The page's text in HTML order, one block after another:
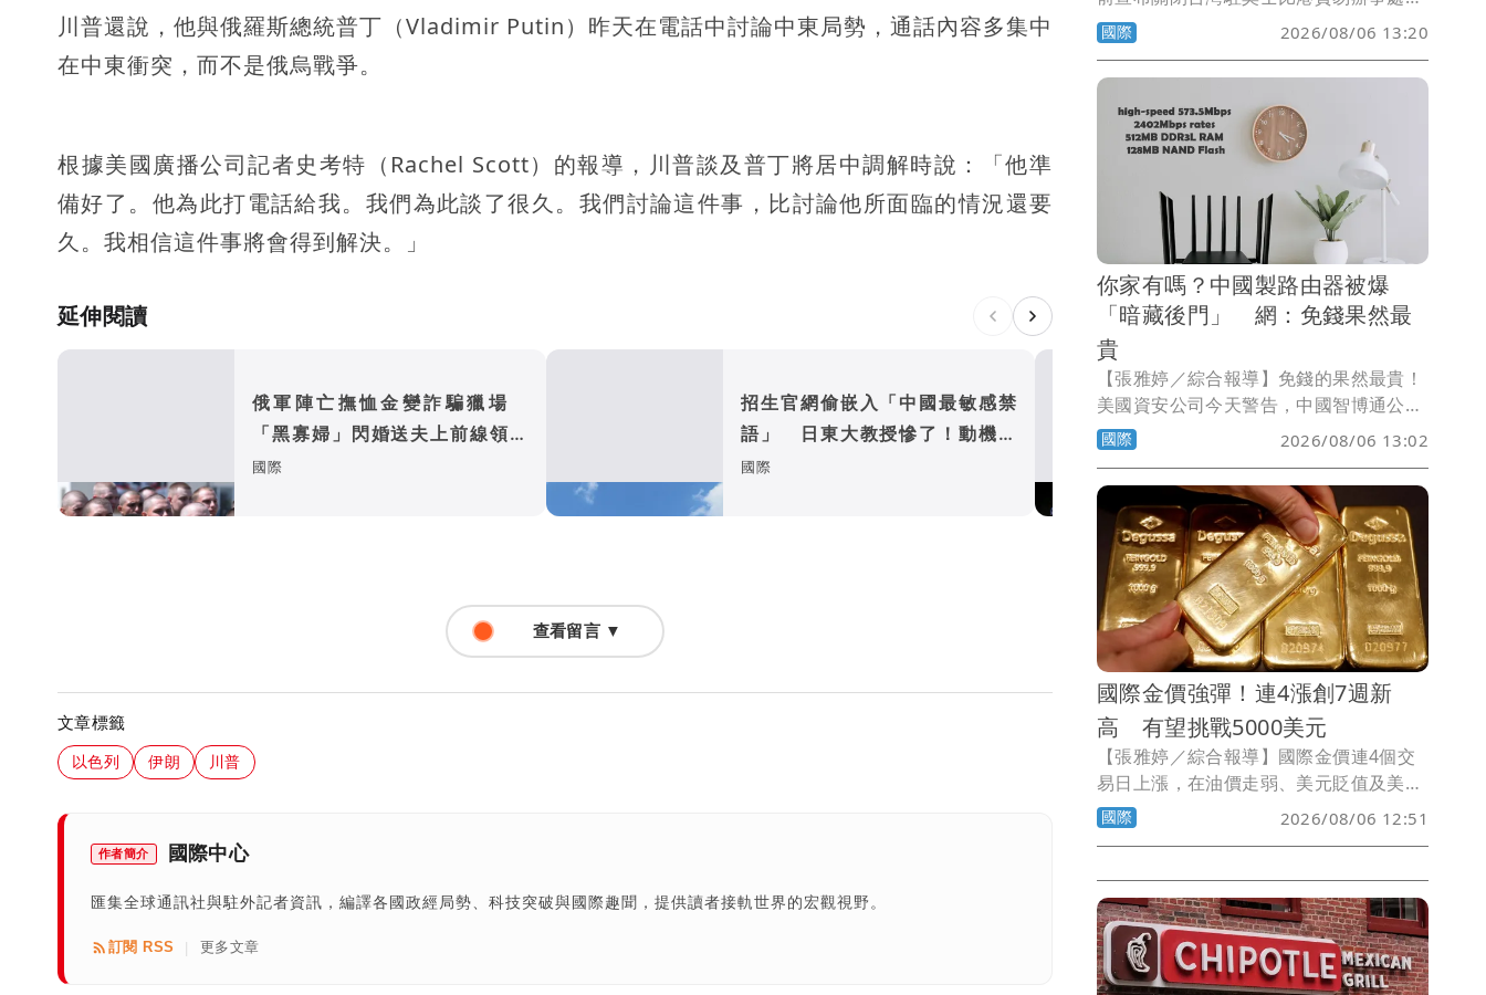
川普還說，他與俄羅斯總統普丁（Vladimir Putin）昨天在電話中討論中東局勢，通話內容多集中
在中東衝突，而不是俄烏戰爭。
根據美國廣播公司記者史考特（Rachel Scott）的報導，川普談及普丁將居中調解時說：「他準
備好了。他為此打電話給我。我們為此談了很久。我們討論這件事，比討論他所面臨的情況還要
久。我相信這件事將會得到解決。」
延伸閱讀
俄軍陣亡撫恤金變詐騙獵場
「黑寡婦」閃婚送夫上前線領鉅
款
國際
招生官網偷嵌入「中國最敏感禁
語」 日東大教授慘了！動機曝
光
國際
環法自由車賽出現另類作弊
選手胸前「多一塊」 背後
超意外
國際
查看留言 ▼
文章標籤
以色列 伊朗 川普
作者簡介 國際中心
匯集全球通訊社與駐外記者資訊，編譯各國政經局勢、科技突破與國際趣聞，提供讀者接軌世界的宏觀視野。
訂閱 RSS | 更多文章
引發各界關注。專家指出，此舉從外交角
度來看令人費解，但若從近月巴紐與中國
頻繁深化經貿合作的動向觀察，關閉辦事
處更像是向北京釋出善意，為擴大雙邊合
作鋪路。
國際 2026/08/06 13:20
你家有嗎？中國製路由器被爆
「暗藏後門」 網：免錢果然最
貴
【張雅婷／綜合報導】免錢的果然最貴！
美國資安公司今天警告，中國智博通公司
製造的20多款路由器暗藏後門，能讓有心
人暗中入侵其他裝置，估計全球共有10萬
台，有些甚至以贈送免費網路流量吸引顧
客購買。
國際 2026/08/06 13:02
國際金價強彈！連4漲創7週新
高 有望挑戰5000美元
【張雅婷／綜合報導】國際金價連4個交
易日上漲，在油價走弱、美元貶值及美國
公債殖利率下滑等因素推升下，現貨金價
一度攀上7週高點。市場分析師指出，金
國際 2026/08/06 12:51